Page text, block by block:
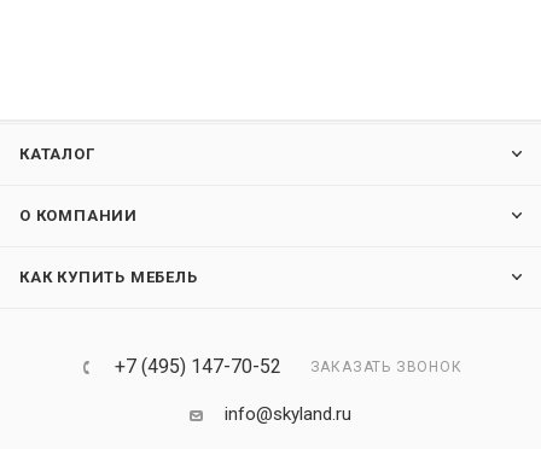
КАТАЛОГ
О КОМПАНИИ
КАК КУПИТЬ МЕБЕЛЬ
+7 (495) 147-70-52 ЗАКАЗАТЬ ЗВОНОК
info@skyland.ru